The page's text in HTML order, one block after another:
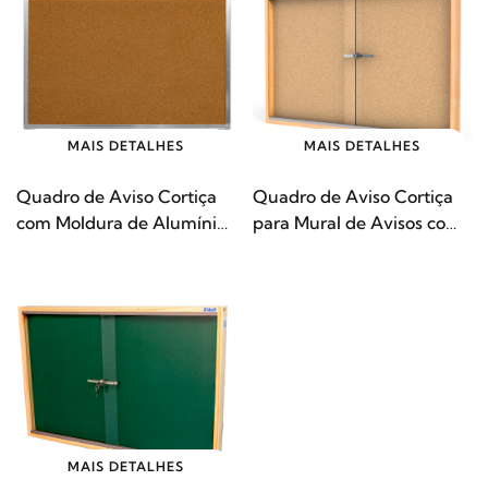
MAIS DETALHES
Quadro de Aviso Cortiça
com Moldura de Alumínio
MAIS DETALHES
Quadro de Aviso Cortiça
para Mural de Avisos com
MAIS DETALHES